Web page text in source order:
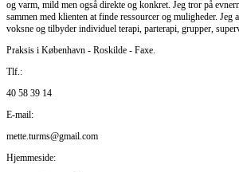
og varm, mild men også direkte og konkret. Jeg tror på
sammen med klienten at finde ressourcer og muligheder. Jeg
voksne og tilbyder individuel terapi, parterapi, grupper,
Praksis i København - Roskilde - Faxe.
Tlf.:
40 58 39 14
E-mail:
mette.turms@gmail.com
Hjemmeside: